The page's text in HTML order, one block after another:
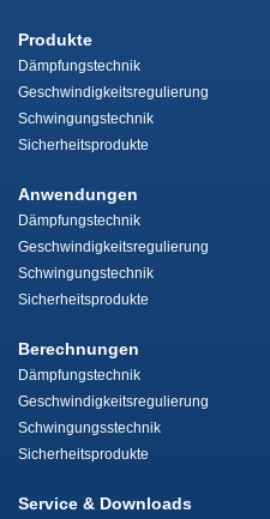
Produkte
Dämpfungstechnik
Geschwindigkeitsregulierung
Schwingungstechnik
Sicherheitsprodukte
Anwendungen
Dämpfungstechnik
Geschwindigkeitsregulierung
Schwingungstechnik
Sicherheitsprodukte
Berechnungen
Dämpfungstechnik
Geschwindigkeitsregulierung
Schwingungsstechnik
Sicherheitsprodukte
Service & Downloads